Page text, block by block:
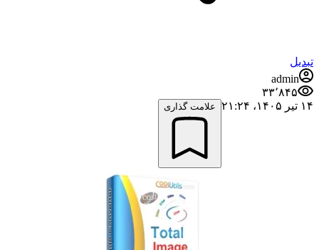
تبدیل
admin
۳۳٬۸۴۵
۱۴ تیر ۱۴۰۵،‏ ۲۱:۲۴
علامت گذاری